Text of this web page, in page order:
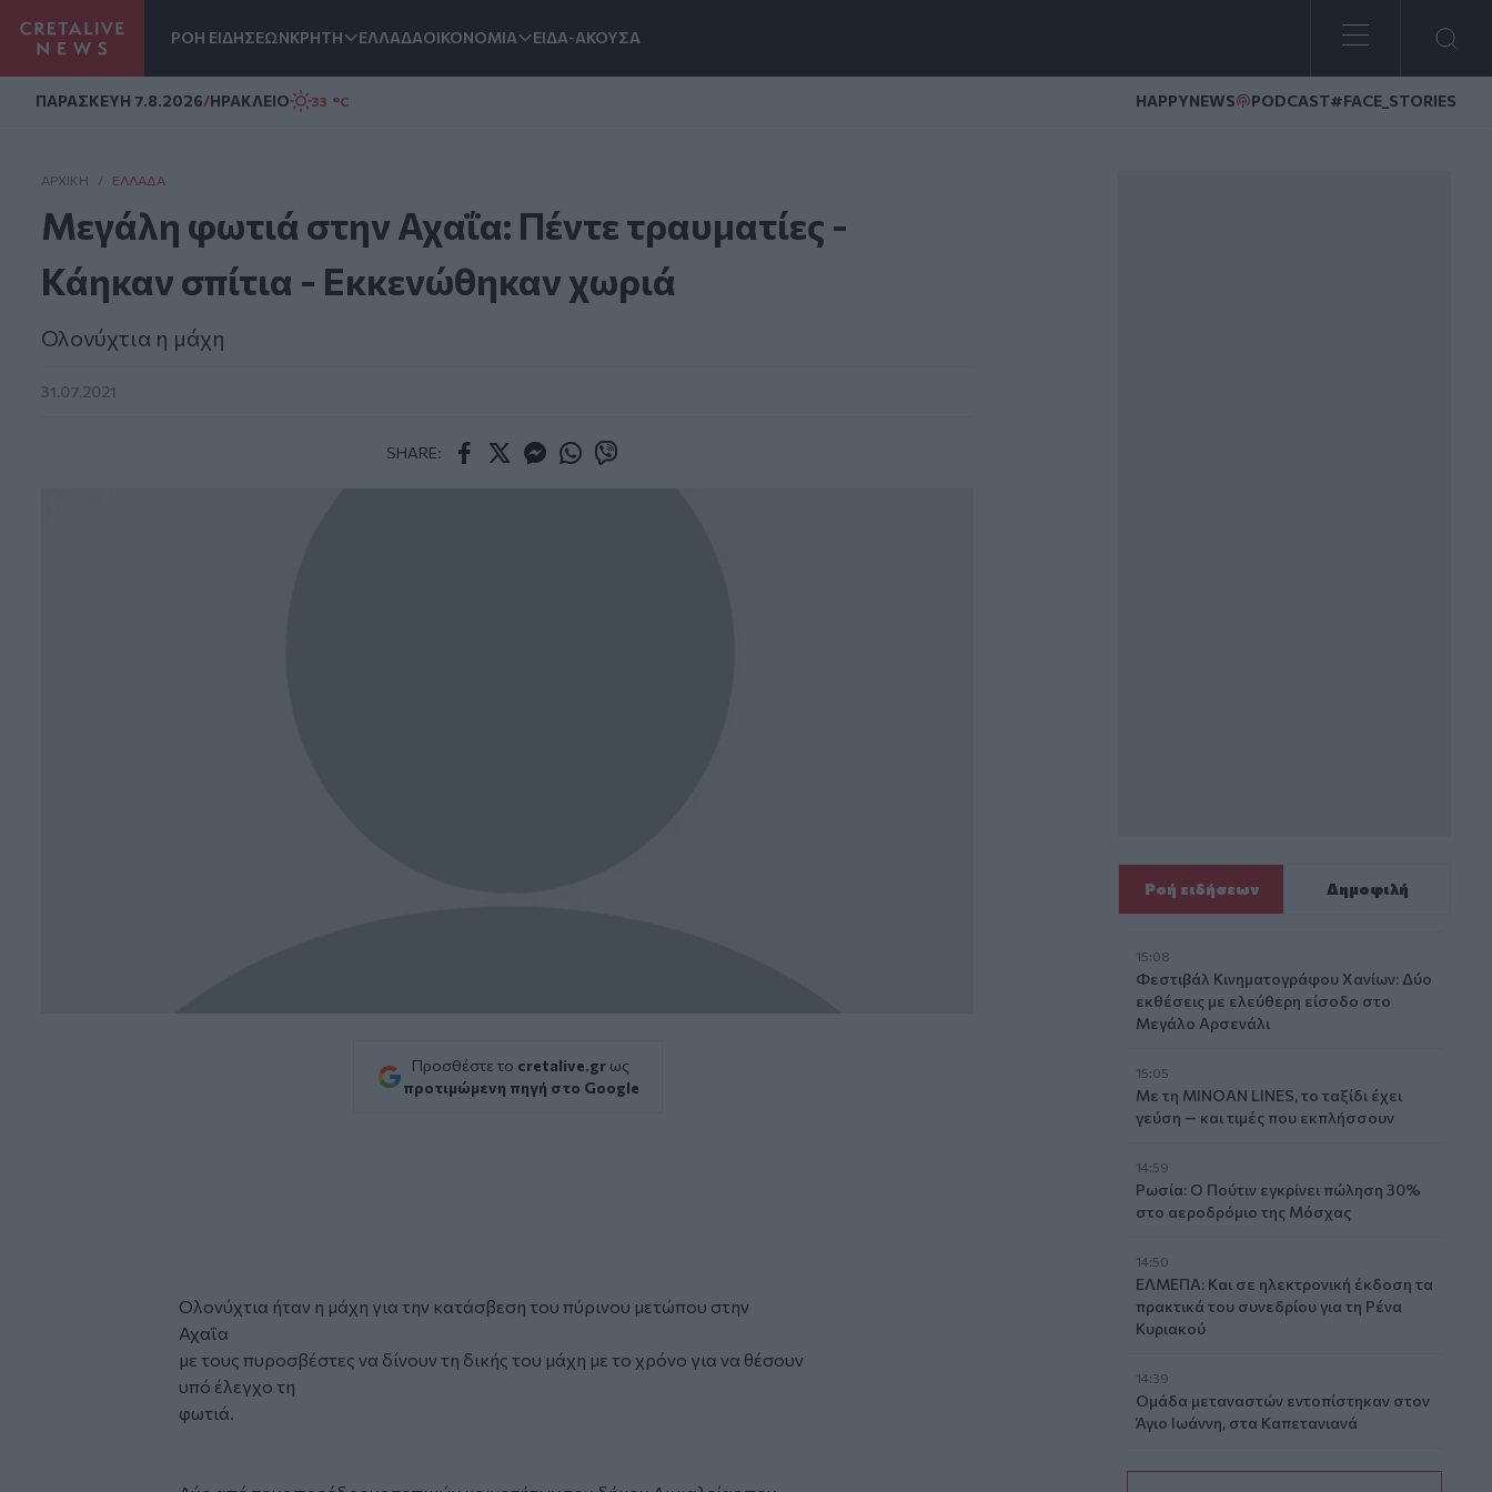
ΡΟΗ ΕΙΔΗΣΕΩΝΚΡΗΤΗ ΕΛΛΑΔΑΟΙΚΟΝΟΜΙΑ ΕΙΔΑ-ΑΚΟΥΣΑ
ΠΑΡΑΣΚΕΥΗ 7.8.2026/ΗΡΑΚΛΕΙΟ 33 °C HAPPYNEWS PODCAST#FACE_STORIES
ΑΡΧΙΚΗ / ΕΛΛΆΔΑ
Μεγάλη φωτιά στην Αχαΐα: Πέντε τραυματίες -
Κάηκαν σπίτια - Εκκενώθηκαν χωριά
Ολονύχτια η μάχη
31.07.2021
SHARE:
Προσθέστε το cretalive.gr ως
προτιμώμενη πηγή στο Google
Ολονύχτια ήταν η μάχη για την κατάσβεση του πύρινου μετώπου στην
Αχαΐα
με τους πυροσβέστες να δίνουν τη δικής του μάχη με το χρόνο για να θέσουν
υπό έλεγχο τη
φωτιά.
Ροή ειδήσεων Δημοφιλή
15:08
Φεστιβάλ Κινηματογράφου Χανίων: Δύο
εκθέσεις με ελεύθερη είσοδο στο
Μεγάλο Αρσενάλι
15:05
Με τη MINOAN LINES, το ταξίδι έχει
γεύση — και τιμές που εκπλήσσουν
14:59
Ρωσία: Ο Πούτιν εγκρίνει πώληση 30%
στο αεροδρόμιο της Μόσχας
14:50
ΕΛΜΕΠΑ: Και σε ηλεκτρονική έκδοση τα
πρακτικά του συνεδρίου για τη Ρένα
Κυριακού
14:39
Ομάδα μεταναστών εντοπίστηκαν στον
Άγιο Ιωάννη, στα Καπετανιανά
14:36